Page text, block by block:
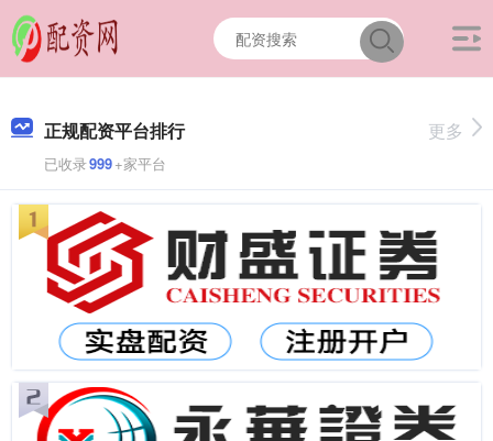
正规配资平台排行
已收录999+家平台
更多